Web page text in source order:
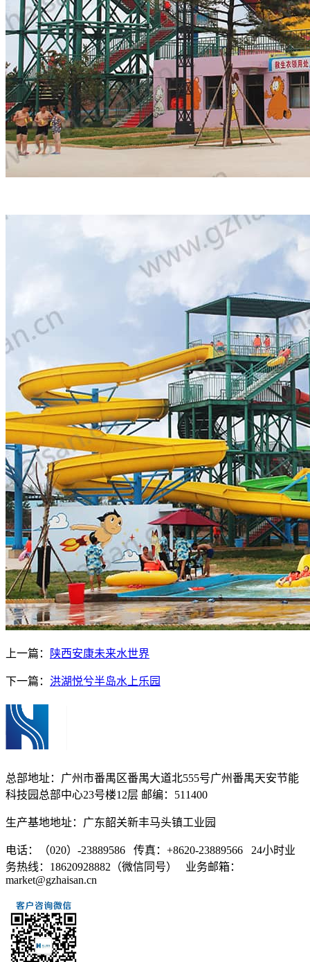
上一篇： 陕西安康未来水世界
下一篇： 洪湖悦兮半岛水上乐园
总部地址：广州市番禺区番禺大道北555号广州番禺天安节能
科技园总部中心23号楼12层 邮编：511400
生产基地地址：广东韶关新丰马头镇工业园
电话：（020）-23889586 传真：+8620-23889566 24小时业
务热线：18620928882（微信同号） 业务邮箱：
market@gzhaisan.cn